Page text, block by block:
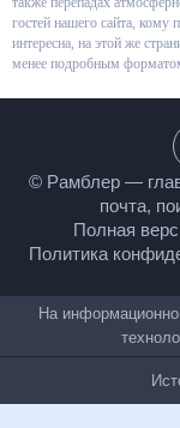
также перепадах
Для тех гостей нашего
неделю может быть не
© Рамблер
гороскопы,
Полная версия
Политика
На